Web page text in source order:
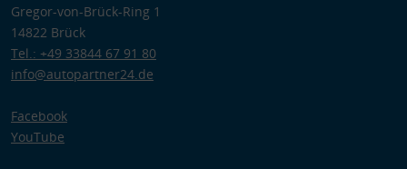
Gregor-von-Brück-Ring 1
14822 Brück
Tel.: +49 33844 67 91 80
info@autopartner24.de
Facebook
YouTube